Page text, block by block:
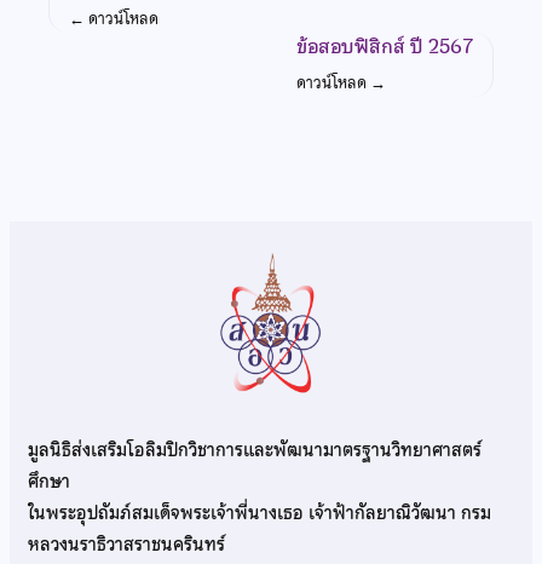
← ดาวน์โหลด
ข้อสอบฟิสิกส์ ปี 2567
ดาวน์โหลด →
มูลนิธิส่งเสริมโอลิมปิกวิชาการและพัฒนามาตรฐานวิทยาศาสตร์
ศึกษา
ในพระอุปถัมภ์สมเด็จพระเจ้าพี่นางเธอ เจ้าฟ้ากัลยาณิวัฒนา กรม
หลวงนราธิวาสราชนครินทร์